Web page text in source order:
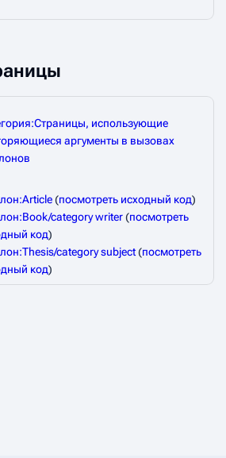
использующие
аргументы в вызовах
(посмотреть исходный код)
category writer(посмотреть
код)
category subject(посмотреть
код)